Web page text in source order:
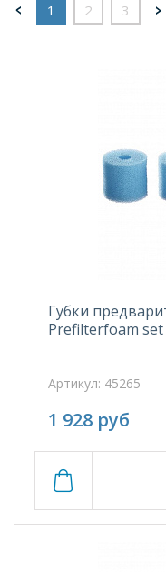
1 2 3
Губки
Prefilterfoam
Артикул: 45265
1 928 руб